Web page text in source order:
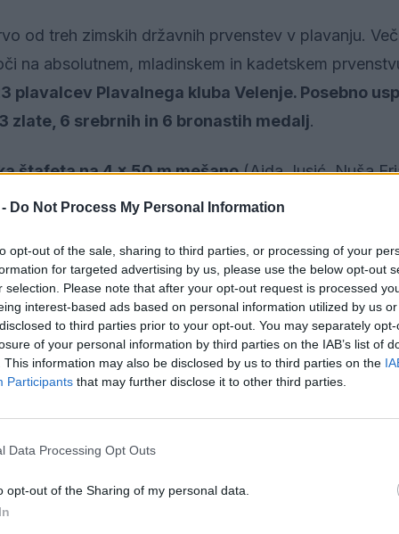
Do Not Process My Personal Information
opt-out of the sale, sharing to third parties, or processing of your
for targeted advertising by us, please use the below opt-out
selection. Please note that after your opt-out request is processed
interest-based ads based on personal information utilized by us
to third parties prior to your opt-out. You may separately
of your personal information by third parties on the IAB’s list of
This information may also be disclosed by us to third parties on the
Participants that may further disclose it to other third parties.
Data Processing Opt Outs
opt-out of the Sharing of my personal data.
od treh zimskih državnih prvenstev v plavanju.
na absolutnem, mladinskem in kadetskem
plavalcev Plavalnega kluba Velenje. Posebno
zlate, 6 srebrnih in 6 bronastih medalj.
štafeta na 4 x 50 m mešano(Aida Jusić, Nuša
Aida Jusić (50 m hrbtno),ženska štafeta 4 x 50
Govejšek),
in Kristjan Meža (100 m mešano).Aida je z
državni rekord.Dosedanji najboljši rezultat
Tretja mesta staosvojiliNuša Erjavec(50 m in
uvrstili še Tamara Logar (100 m in 200 prsno),
in moška štafeta 4 x 50 m mešano.
drugo mesto na 100 m prsno in tretje mesto na 200
4 x 50 m mešano(Aida Jusić, Tamara Logar, Matija
mladinke (Aida Jusić, Tamara Logar, Nika Geršak,
Rakun Kokalj.